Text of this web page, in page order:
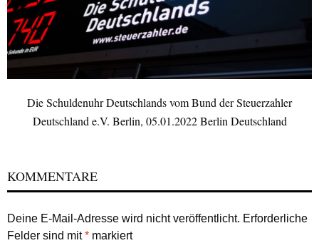
Die Schuldenuhr Deutschlands vom Bund der Steuerzahler
Deutschland e.V. Berlin, 05.01.2022 Berlin Deutschland
KOMMENTARE
Deine E-Mail-Adresse wird nicht veröffentlicht. Erforderliche
Felder sind mit* markiert